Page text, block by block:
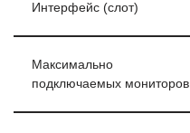
Интерфейс (слот)
Максимально
подключаемых мониторов